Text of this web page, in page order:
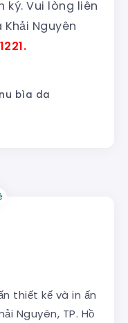
ký. Vui lòng liên
Nguyên
bìa da
thiết kế và in ấn
Nguyên, TP. Hồ